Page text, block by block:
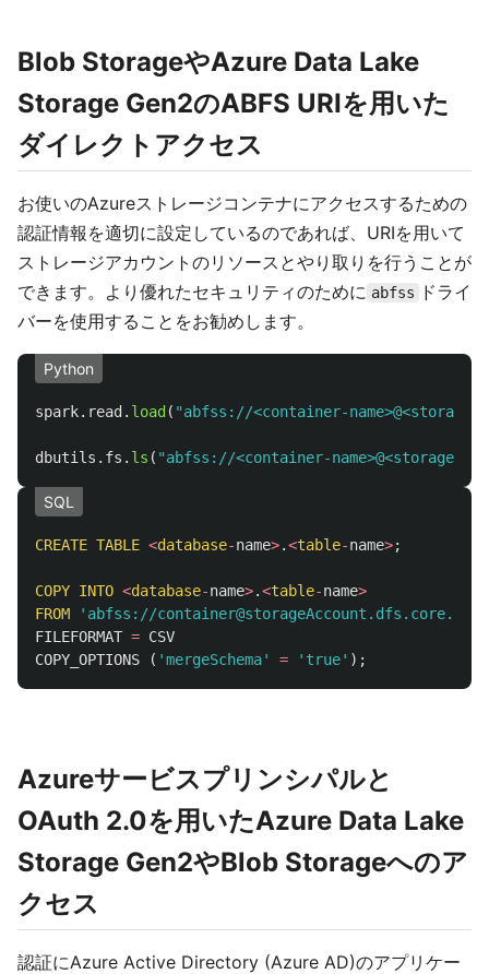
Blob StorageやAzure Data Lake
Storage Gen2のABFS URIを用いた
ダイレクトアクセス
お使いのAzureストレージコンテナにアクセスするための
認証情報を適切に設定しているのであれば、URIを用いて
ストレージアカウントのリソースとやり取りを行うことが
できます。より優れたセキュリティのために abfss
ドライ
バーを使用することをお勧めします。
Python
spark. read . load ( "abfss://<container-
dbutils . fs . ls ( "abfss://<container-name>@<storage-
SQL
CREATE TABLE <database-name>.<table-name>;
COPY INTO <database-name>.<table-name>
FROM
'abfss://
FILEFORMAT = CSV
COPY_OPTIONS
( 'mergeSchema' = 'true' );
Azureサービスプリンシパルと
OAuth 2.0を用いたAzure Data Lake
Storage Gen2やBlob Storageへのア
クセス
認証にAzure Active Directory (Azure AD)のアプリケー